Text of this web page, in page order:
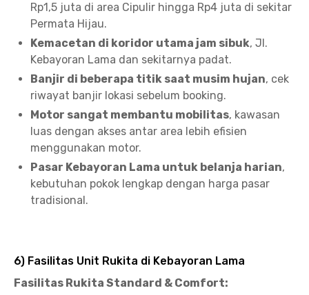
Rp1,5 juta di area Cipulir hingga Rp4 juta di sekitar
Permata Hijau.
Kemacetan di koridor utama jam sibuk, Jl.
Kebayoran Lama dan sekitarnya padat.
Banjir di beberapa titik saat musim hujan, cek
riwayat banjir lokasi sebelum booking.
Motor sangat membantu mobilitas, kawasan
luas dengan akses antar area lebih efisien
menggunakan motor.
Pasar Kebayoran Lama untuk belanja harian,
kebutuhan pokok lengkap dengan harga pasar
tradisional.
6) Fasilitas Unit Rukita di Kebayoran Lama
Fasilitas Rukita Standard & Comfort: